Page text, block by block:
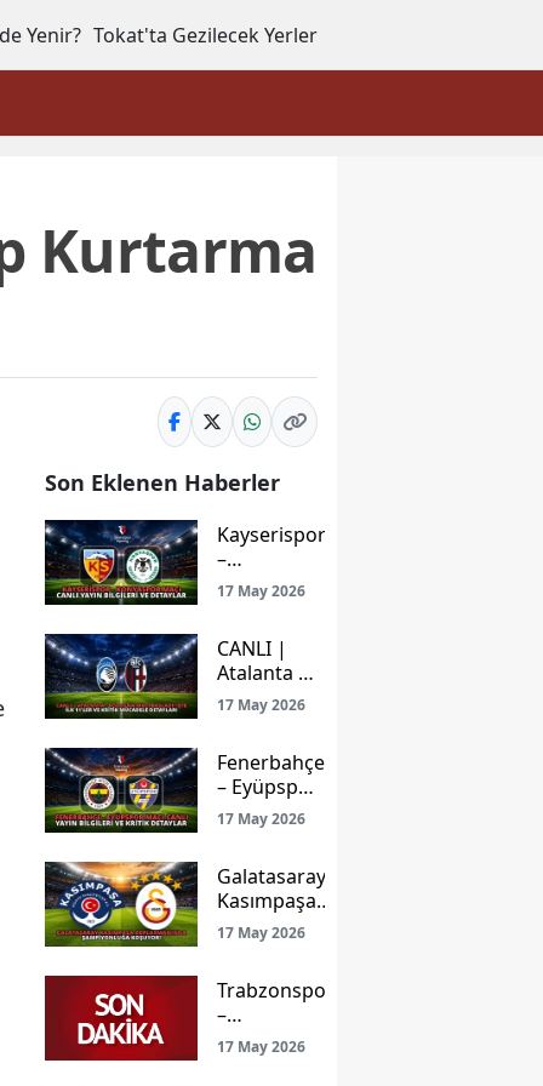
Yenir? Tokat'ta Gezilecek Yerler
Kurtarma
Son Eklenen Haberler
Kayserispor
–
Konyaspor
Maçı Canlı
Bilgileri ve
Detaylar
17 May 2026
CANLI |
Atalanta –
Bologna
Maçı
İşte İlk
11’ler ve
Kritik
Detayları
17 May 2026
Fenerbahçe
– Eyüpspor
Maçı Canlı
Yayın
Kritik
Detaylar
17 May 2026
Galatasaray
Kasımpaşa
Deplasmanında
Şampiyonluğa
17 May 2026
Trabzonspor
–
Gençlerbirliği
Maçı: Ligde
17 May 2026